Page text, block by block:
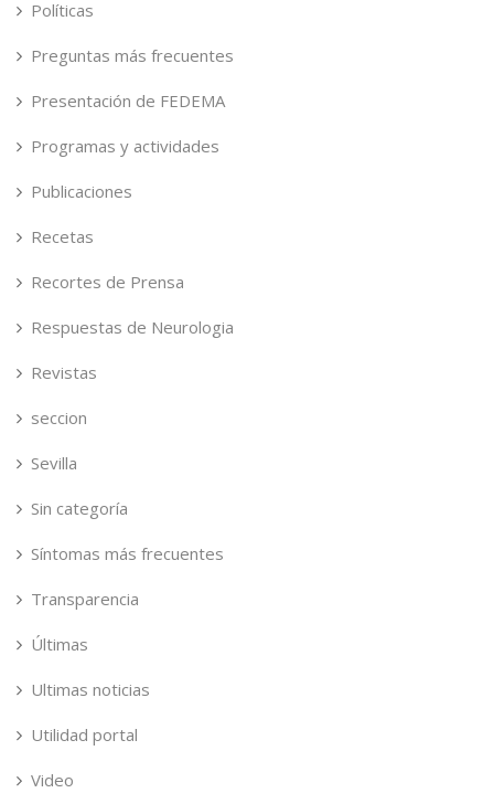
Políticas
Preguntas más frecuentes
Presentación de FEDEMA
Programas y actividades
Publicaciones
Recetas
Recortes de Prensa
Respuestas de Neurologia
Revistas
seccion
Sevilla
Sin categoría
Síntomas más frecuentes
Transparencia
Últimas
Ultimas noticias
Utilidad portal
Video